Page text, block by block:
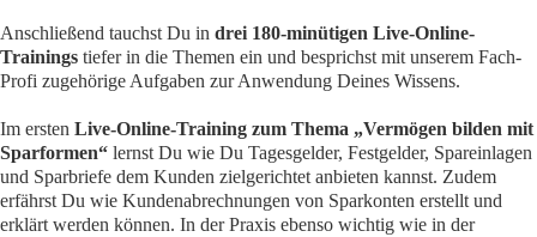
Anschließend tauchst Du in drei 180-minütigen Live-Online-
Trainings tiefer in die Themen ein und besprichst mit unserem Fach-
Profi zugehörige Aufgaben zur Anwendung Deines Wissens.
Im ersten Live-Online-Training zum Thema „Vermögen bilden mit
Sparformen“ lernst Du wie Du Tagesgelder, Festgelder, Spareinlagen
und Sparbriefe dem Kunden zielgerichtet anbieten kannst. Zudem
erfährst Du wie Kundenabrechnungen von Sparkonten erstellt und
erklärt werden können. In der Praxis ebenso wichtig wie in der